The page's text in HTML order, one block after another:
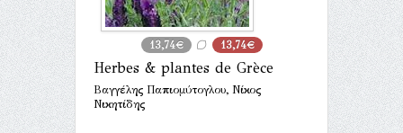
13,74€ 13,74€
Herbes & plantes de Grèce
Βαγγέλης Παπιομύτογλου, Νίκος
Νικητίδης